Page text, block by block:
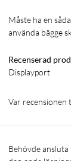
Måste ha en sådan adapter för att kunna
använda bägge
Recenserad
Displayport
Var recensionen
Behövde ansluta till en lite äldre skärm där